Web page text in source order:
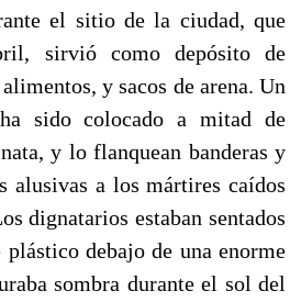
el sitio de la ciudad, que
sirvió como depósito de
y sacos de arena. Un
sido colocado a mitad de
y lo flanquean banderas y
alusivas a los mártires caídos
dignatarios estaban sentados
debajo de una enorme
sombra durante el sol del